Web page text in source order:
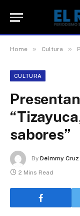
Home » Cultura »
CULTURA
sabores”
By Delmmy Cruz
2 Mins Read